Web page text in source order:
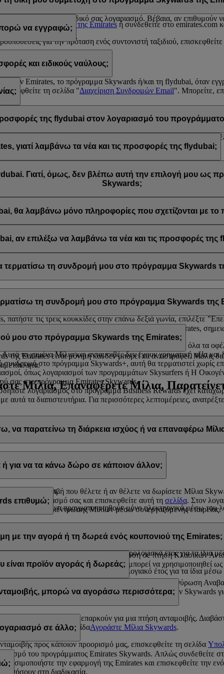
κάποια από τις παραπάνω περιπτώσεις, επικοινωνήστε με κάποιο
Κέντρο επικοινωνίας της Emirates ή συνδεθείτε στο emirates.com
για την πρόταση ενός συντονιστή ταξιδιού,
απορρέουν από τον δικό σας λογαριασμό. Βέβαια, αν επιθυμούν
μπορώ να εγγραφώ;
και ειδικούς ναύλους;
από την Emirates, το πρόγραμμα Skywards ή/και τη flydubai, όταν
τη σελίδα "Διαχείριση Συνδρομών Email". Μπορείτε,
"Απεγγραφή" που βρίσκεται στο κάτω μέρος των email που
ή επικοινωνώντας με την Emirates ή τη flydubai μέσω του
προσφορές της flydubai στον λογαριασμό του
για την Emirates και την flydubai, και συνεπώς μπορείτε να
γιατί λαμβάνω τα νέα και τις προσφορές της flydubai;
Γιατί, όμως, δεν βλέπω αυτή την επιλογή μου ως
Skywards;
συνδεδεμένη με πολλούς αριθμούς μελών του προγράμματος
Συνδεθείτε στον λογαριασμό σας στο πρόγραμμα Emirates
θα λαμβάνω μόνο πληροφορίες που σχετίζονται με
των προωθητικών ενεργειών από τη flydubai και
αν επιλέξω να λαμβάνω τα νέα και τις προσφορές της
σας προκειμένου να λαμβάνετε τέτοιου είδους ενημερωτικά
. τη συνδρομή μου στο πρόγραμμα Skywards
τη συνδρομή σας στο πρόγραμμα Skywards της Emirates ανά πάσα
και θα βρείτε την
τις τρεις κουκκίδες στην επάνω δεξιά γωνία, επιλέξτε
βοηθήσουν.
τη συνδρομή μου στο πρόγραμμα Skywards της
τη συνδρομή σας στο πρόγραμμα Skywards της Emirates,
αχρησιμοποίητα Μίλια και οι ανταμοιβές σας, καθώς και όλα τα
τα χαμένα Μίλια και ανταμοιβές δεν έχουν χρηματική αξία
στο πρόγραμμα Skywards+, αυτή θα τερματιστεί χωρίς
όπως λογαριασμοί των προγραμμάτων Skysurfers ή Η
σας στο πρόγραμμα Emirates Skywards.
λογαριασμός στο πρόγραμμα Business Rewards έχει
αυτά τα διαπιστευτήρια. Για περισσότερες λεπτομέρειες,
μου στο πρόγραμμα Skywards της Emirates;
Emirates είναι μόνιμη και δεν μπορεί να αντιστραφεί. Μόλις
Μίλια, Επαναφέρετε Μίλια,
παρατείνω τη διάρκεια ισχύος ή να επαναφέρω
της Emirates.
μπορούν να πραγματοποιηθούν μόνο ηλεκτρονικά μέσω του
για να τα κάνω δώρο σε κάποιον άλλον;
την ανταμοιβή που θέλετε ή αν θέλετε να δωρίσετε Μίλια
στον λογαριασμό σας και επισκεφθείτε αυτή τη σελίδα. Στον
συγκέντρωσης Μιλίων μέσω συνεργαζόμενης εταιρείας.
Μίλια Skywards σε ένα ημερολογιακό έτος.
Μίλια Skywards ανά συναλλαγή, με κόστος 30 δολαρίων ΗΠΑ για
επιθυμώ;
δώρο σε κάποιον άλλον σε πακέτα των 1.000 Μιλίων. Το
200.000 Μίλια Skywards σε ένα ημερολογιακό έτος για τα ίδια
Μίλια Skywards σε ένα ημερολογιακό έτος για τα ίδια
με την αγορά ή τη δωρεά ενός κουπονιού της Emirates;
να χρησιμοποιηθούν για εξαργύρωση σε πτήση Κλασικών
είναι προϊόν αγοράς ή δωρεάς δεν μπορεί να χρησιμοποιηθεί
προϊόν αγοράς ή δωρεάς;
σε πτήσεις Κλασικών Ανταμοιβών και εξαργύρωση
σας ενθαρρύνουμε να ελέγξετε τις απαιτήσεις Μιλίων Skywards
μπορώ να αγοράσω περισσότερα;
που διαθέτετε δεν επαρκούν για μια πτήση ανταμοιβής.
επισκεφθείτε τη σελίδαΑγοράστε Μίλια Skywards.
προς κάποιον προορισμό μας, επισκεφθείτε τη σελίδα
σε άλλο;
του προγράμματος Emirates Skywards. Απλώς συνδεθείτε
την εφαρμογή της Emirates και επισκεφθείτε την
στη διαδικασία.